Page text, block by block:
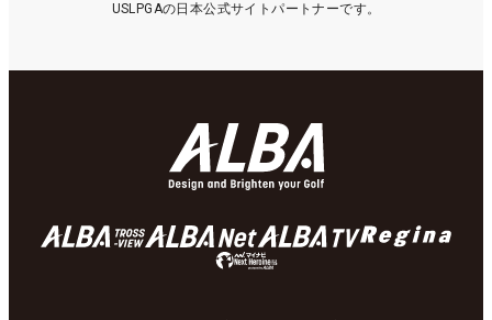
USLPGAの日本公式サイトパートナーです。